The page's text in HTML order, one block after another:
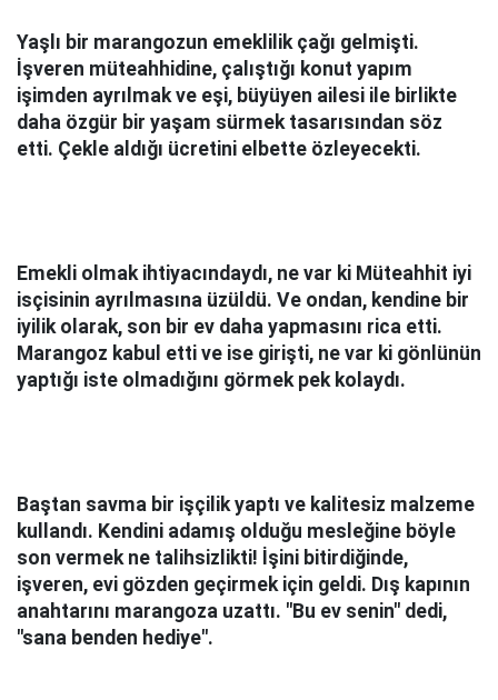
Yaşlı bir marangozun emeklilik çağı gelmişti.
İşveren müteahhidine, çalıştığı konut yapım
işimden ayrılmak ve eşi, büyüyen ailesi ile birlikte
daha özgür bir yaşam sürmek tasarısından söz
etti. Çekle aldığı ücretini elbette özleyecekti.
Emekli olmak ihtiyacındaydı, ne var ki Müteahhit iyi
isçisinin ayrılmasına üzüldü. Ve ondan, kendine bir
iyilik olarak, son bir ev daha yapmasını rica etti.
Marangoz kabul etti ve ise girişti, ne var ki gönlünün
yaptığı iste olmadığını görmek pek kolaydı.
Baştan savma bir işçilik yaptı ve kalitesiz malzeme
kullandı. Kendini adamış olduğu mesleğine böyle
son vermek ne talihsizlikti! İşini bitirdiğinde,
işveren, evi gözden geçirmek için geldi. Dış kapının
anahtarını marangoza uzattı. "Bu ev senin" dedi,
"sana benden hediye".